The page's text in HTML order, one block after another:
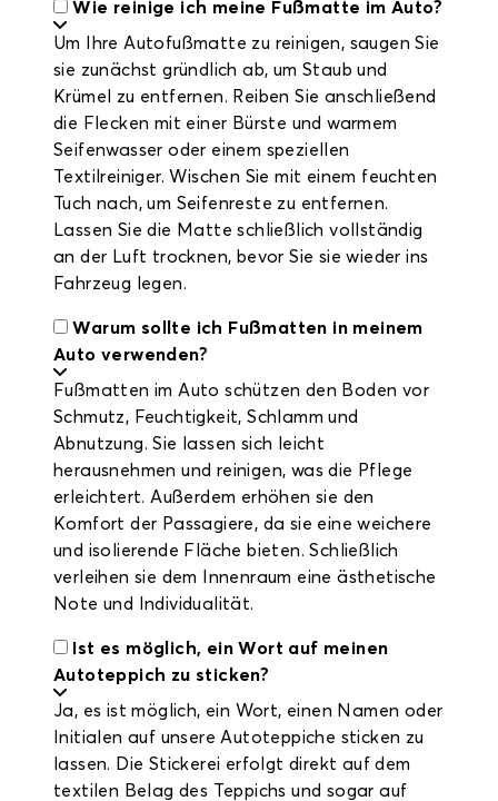
Wie reinige ich meine Fußmatte im Auto?
Um Ihre Autofußmatte zu reinigen, saugen Sie
sie zunächst gründlich ab, um Staub und
Krümel zu entfernen. Reiben Sie anschließend
die Flecken mit einer Bürste und warmem
Seifenwasser oder einem speziellen
Textilreiniger. Wischen Sie mit einem feuchten
Tuch nach, um Seifenreste zu entfernen.
Lassen Sie die Matte schließlich vollständig
an der Luft trocknen, bevor Sie sie wieder ins
Fahrzeug legen.
Warum sollte ich Fußmatten in meinem
Auto verwenden?
Fußmatten im Auto schützen den Boden vor
Schmutz, Feuchtigkeit, Schlamm und
Abnutzung. Sie lassen sich leicht
herausnehmen und reinigen, was die Pflege
erleichtert. Außerdem erhöhen sie den
Komfort der Passagiere, da sie eine weichere
und isolierende Fläche bieten. Schließlich
verleihen sie dem Innenraum eine ästhetische
Note und Individualität.
Ist es möglich, ein Wort auf meinen
Autoteppich zu sticken?
Ja, es ist möglich, ein Wort, einen Namen oder
Initialen auf unsere Autoteppiche sticken zu
lassen. Die Stickerei erfolgt direkt auf dem
textilen Belag des Teppichs und sogar auf